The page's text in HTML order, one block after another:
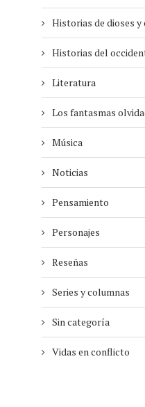
Historias de dioses
Historias del
Literatura
Los fantasmas
Música
Noticias
Pensamiento
Personajes
Reseñas
Series y columnas
Sin categoría
Vidas en conflicto